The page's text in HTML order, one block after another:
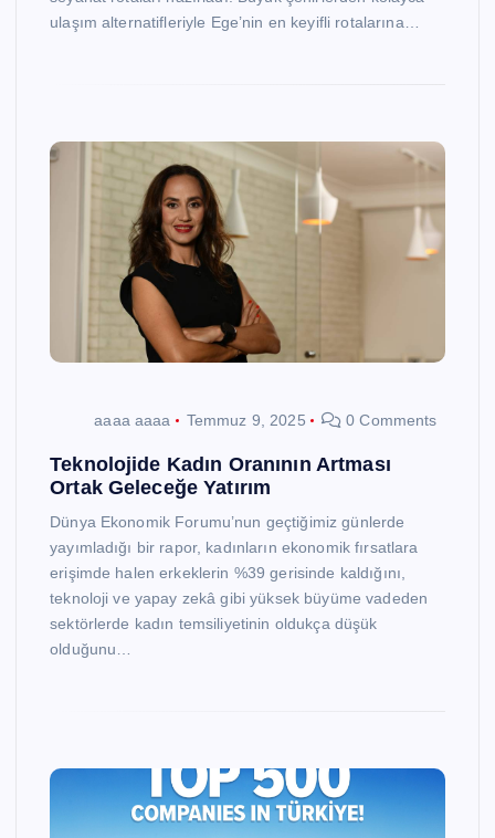
ulaşım alternatifleriyle Ege’nin en keyifli rotalarına…
aaaa aaaa Temmuz 9, 2025 0 Comments
Teknolojide Kadın Oranının Artması
Ortak Geleceğe Yatırım
Dünya Ekonomik Forumu’nun geçtiğimiz günlerde
yayımladığı bir rapor, kadınların ekonomik fırsatlara
erişimde halen erkeklerin %39 gerisinde kaldığını,
teknoloji ve yapay zekâ gibi yüksek büyüme vadeden
sektörlerde kadın temsiliyetinin oldukça düşük
olduğunu…